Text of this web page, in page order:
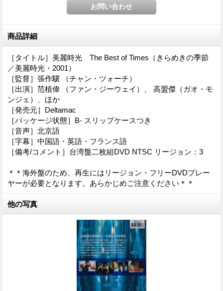
商品詳細
［タイトル］美麗時光 The Best of Times（きらめきの季節
／美麗時光・2001）
［監督］張作驥 （チャン・ツォーチ）
［出演］范植偉 （ファン・ジーウェイ）、 高盟傑（ガオ・モ
ンジェ）、ほか
［発売元］Deltamac
［パッケージ状態］B- スリップケースつき
［音声］北京語
［字幕］中国語・英語・フランス語
［備考/コメント］台湾盤二枚組DVD NTSC リージョン：3
＊＊海外盤のため、再生にはリージョン・フリーDVDプレー
ヤーが必要となります。あらかじめご注意ください＊＊
他の写真